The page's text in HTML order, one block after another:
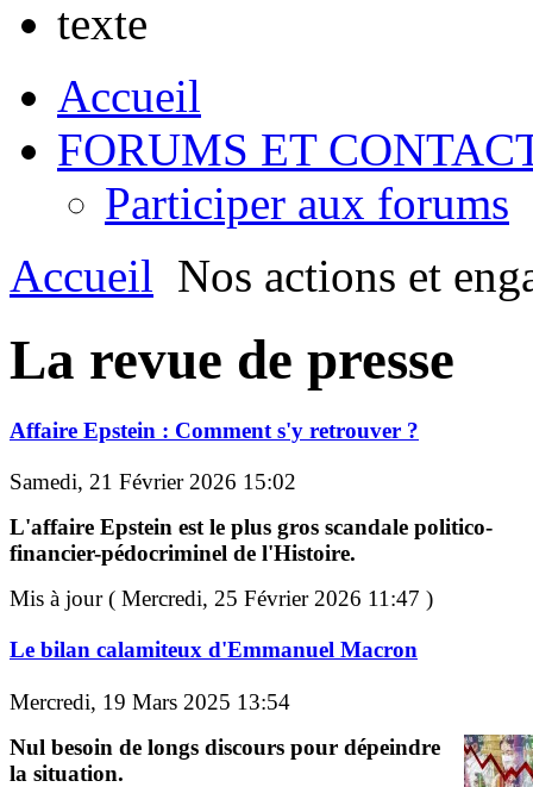
Accueil
FORUMS ET
Participer aux forums
Accueil Nos actions et
La revue de presse
Affaire Epstein : Comment s'y retrouver ?
Samedi, 21 Février 2026 15:02
L'affaire Epstein est le plus gros scandale politico-
financier-pédocriminel de l'Histoire.
Mis à jour ( Mercredi, 25 Février 2026 11:47 )
Le bilan calamiteux d'Emmanuel Macron
Mercredi, 19 Mars 2025 13:54
Nul besoin de longs discours pour dépeindre
la situation.